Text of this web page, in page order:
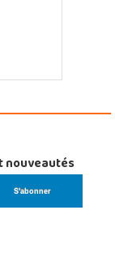
nouveautés